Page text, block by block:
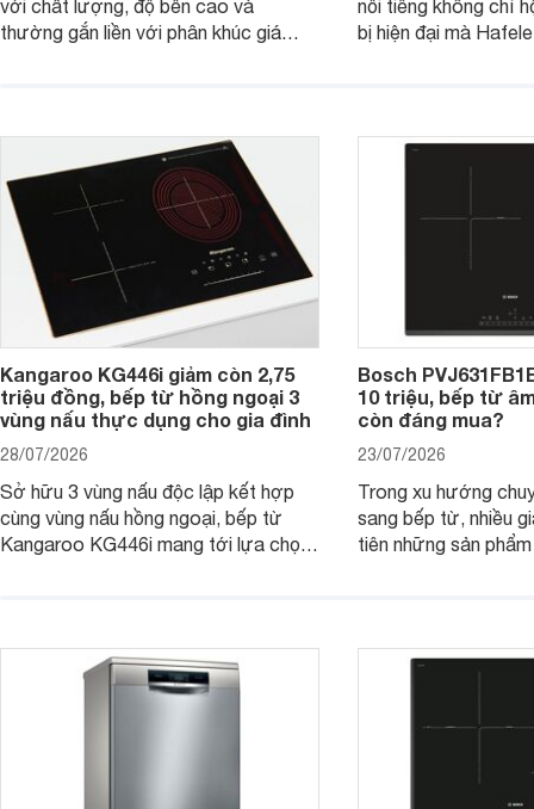
với chất lượng, độ bền cao và
thường gắn liền với phân khúc giá
đơn vị phân phối với mức giá khá dễ
tiếp cận, thu hút sự quan tâm của
nhiều người tiêu dùng.
nổi tiếng không chỉ
bị hiện đại mà
gia đình.
Kangaroo KG446i giảm còn 2,75
triệu đồng, bếp từ hồng ngoại 3
vùng nấu thực dụng cho gia đình
28/07/2026
Sở hữu 3 vùng nấu độc lập kết hợp
cùng vùng nấu hồng ngoại, bếp từ
Kangaroo KG446i mang tới lựa chọn
nhiều cửa hàng, đại lý.
Bosch
10 triệu, bếp từ
còn đáng mua?
23/07/2026
Trong xu hướng
sang bếp từ, nhiều
tiên những sản
mẫu bếp đáp ứng